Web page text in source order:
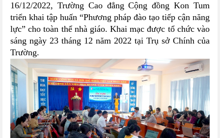
16/12/2022, Trường Cao đẳng Cộng đồng Kon Tum
triển khai tập huấn “Phương pháp đào tạo tiếp cận năng
lực” cho toàn thể nhà giáo. Khai mạc được tổ chức vào
sáng ngày 23 tháng 12 năm 2022 tại Trụ sở Chính của
Trường.